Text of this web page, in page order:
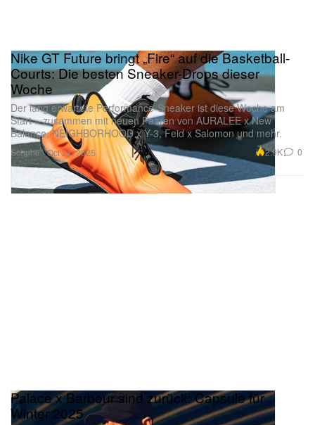
Schuhe
Nike GT Future bringt „Fire“ auf die Basketball-
Courts: Die besten Sneaker-Drops dieser
Woche
Der lang erwartete Performance-Sneaker ist diese Woche am
Start – zusammen mit neuen Paaren von AURALEE x New
Balance, NEIGHBORHOOD x Y-3, Feid x Salomon und mehr.
Oct 21, 2025 2.9K 0
Palace x Barbour sind zurück: Capsule für
Winter 2025